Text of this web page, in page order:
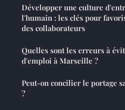
Développer une culture
l'humain : les clés pour
des collaborateurs
Quelles sont les erreurs à
d'emploi à Marseille ?
Peut-on concilier le portage
?